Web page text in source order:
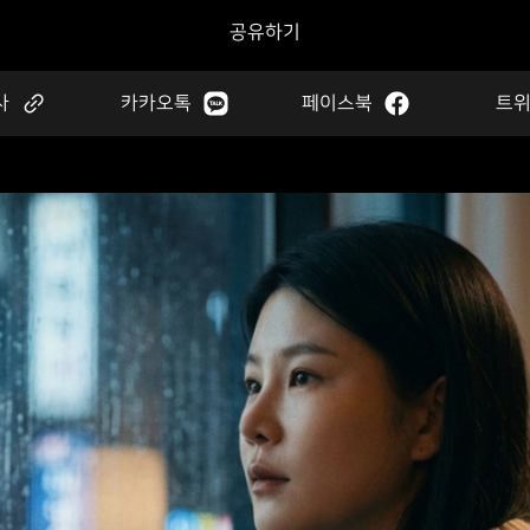
공유하기
카카오톡 페이스북 트